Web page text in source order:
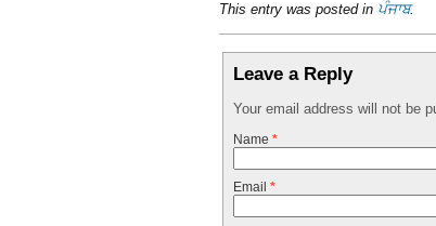
This entry was posted in ਪੰਜਾਬ.
Leave a Reply
Your email address will not be
Name *
Email *